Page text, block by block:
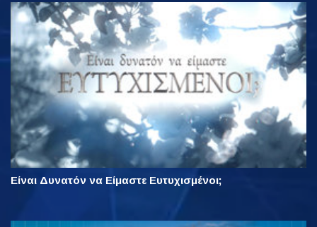
Είναι Δυνατόν να Είμαστε Ευτυχισμένοι;